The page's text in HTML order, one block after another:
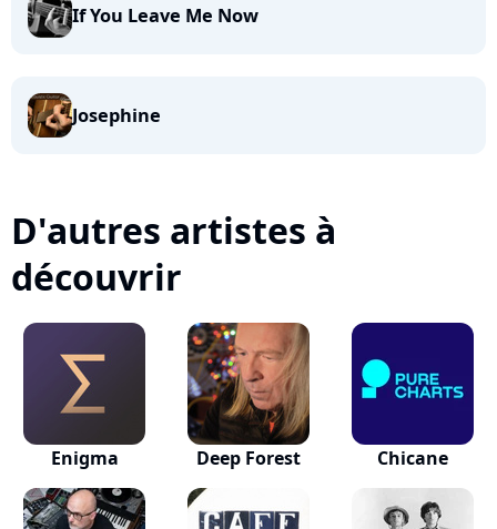
If You Leave Me Now
Josephine
D'autres artistes à
découvrir
Enigma Deep Forest Chicane